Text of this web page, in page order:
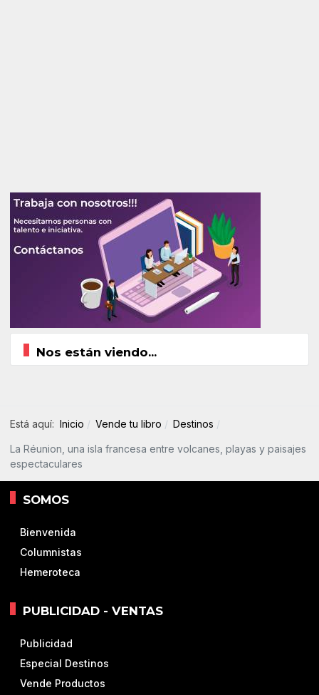
Nos están viendo...
Está aquí: Inicio Vende tu libro Destinos
La Réunion, una isla francesa entre volcanes, playas y paisajes
espectaculares
SOMOS
Bienvenida
Columnistas
Hemeroteca
PUBLICIDAD - VENTAS
Publicidad
Especial Destinos
Vende Productos